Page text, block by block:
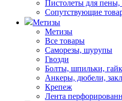
Пистолеты для пены,
Сопутствующие
Метизы
Метизы
Все товары
Саморезы, шурупы
Гвозди
Болты, шпильки,
Анкеры, дюбели,
Крепеж
Лента